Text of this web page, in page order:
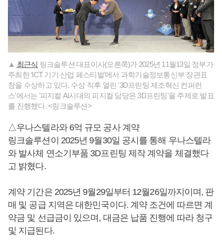
▲ 최근식 링크솔루션 대표이사(오른쪽)가 2025년 11월13일 정부가
주최한 ‘ICT 기기 산업 페스티벌’에서 과학기술정보통신부 장관표
창을 수상하고 있다. 수상 직후 열린 '3D프린팅 제조혁신 컨퍼런
스'에서는 '피지컬 AI시대의 피지컬 담당은 3D프린팅'을 주제로 발표
를 진행했다. <링크솔루션>
△우나스텔라와 6억 규모 공사 계약
링크솔루션이 2025년 9월30일 공시를 통해 우나스텔라
와 발사체 연소기부품 3D프린팅 제작 계약을 체결했다
고 밝혔다.
계약 기간은 2025년 9월29일부터 12월26일까지이며, 판
매 및 공급 지역은 대한민국이다. 계약 조건에 따르면 계
약금 및 선급금이 있으며, 대금은 납품 진행에 따라 청구
및 지급된다.